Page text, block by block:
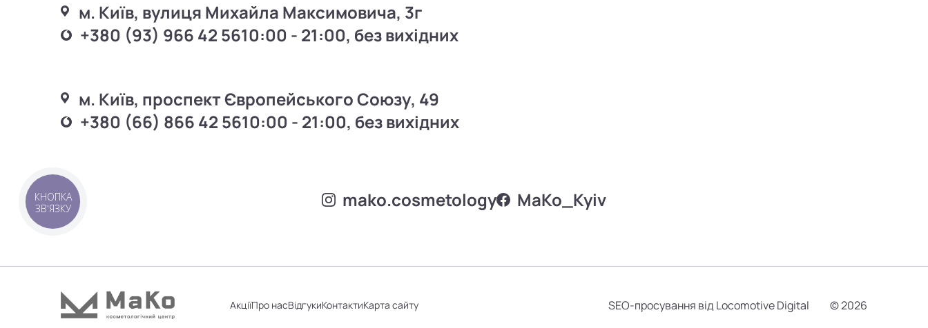
м. Київ, вулиця Михайла Максимовича, 3г
+380 (93) 966 42 5610:00 - 21:00, без вихідних
м. Київ, проспект Європейського Союзу, 49
+380 (66) 866 42 5610:00 - 21:00, без вихідних
mako.cosmetology MаKo_Kyiv
АкціїПро насВідгукиКонтактиКарта сайту SEO-просування від Locomotive Digital © 2026
КНОПКА
ЗВ'ЯЗКУ